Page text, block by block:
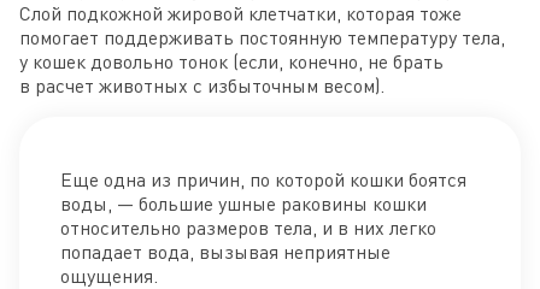
Слой подкожной жировой клетчатки, которая тоже
помогает поддерживать постоянную температуру тела,
у кошек довольно тонок (если, конечно, не брать
в расчет животных с избыточным весом).
Еще одна из причин, по которой кошки боятся
воды, — большие ушные раковины кошки
относительно размеров тела, и в них легко
попадает вода, вызывая неприятные
ощущения.